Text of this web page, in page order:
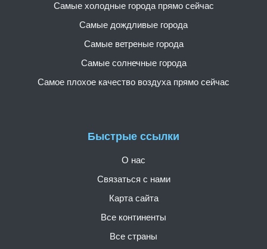
Быстрые ссылки
О нас
Связаться с нами
Карта сайта
Все континенты
Все страны
Самые холодные города прямо сейчас
Самые дождливые города
Самые ветреные города
Самые солнечные города
Самое плохое качество воздуха прямо сейчас